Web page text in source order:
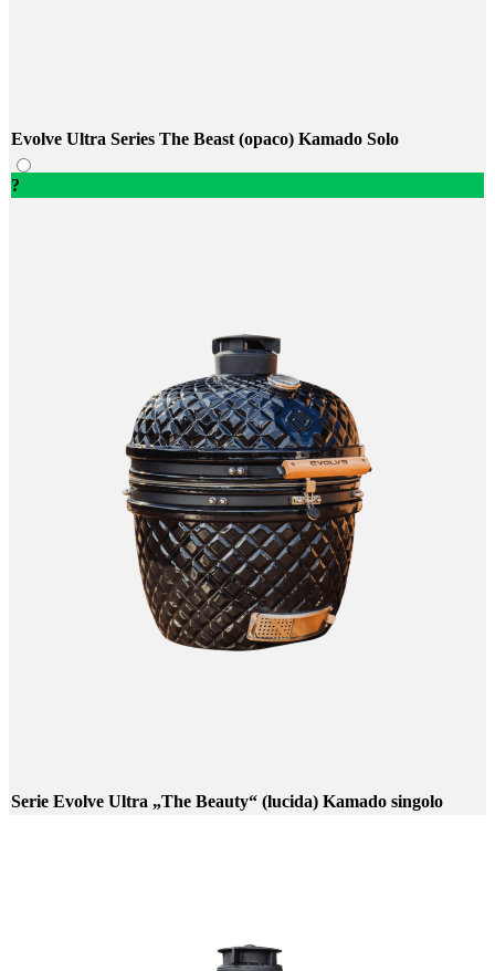
Evolve Ultra Series The Beast (opaco) Kamado Solo
?
Serie Evolve Ultra „The Beauty“ (lucida) Kamado singolo